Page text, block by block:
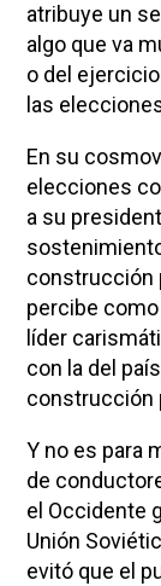
atribuye un
algo que va
o del
las
En su
elecciones
a su
construcción
percibe
líder
con la del
construcción
Y no es para
de
el Occidente
Unión
evitó que el